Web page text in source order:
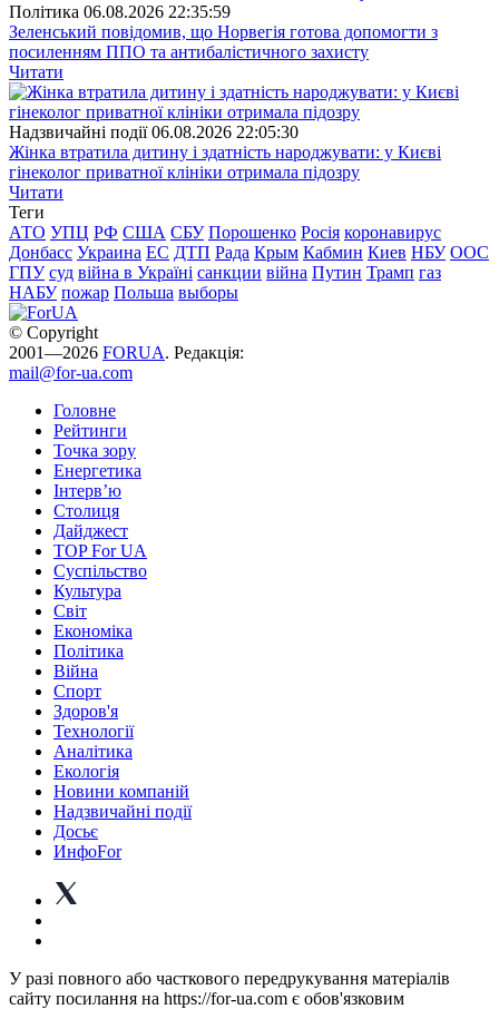
Полiтика 06.08.2026 22:35:59
Зеленський повідомив, що Норвегія готова допомогти з
посиленням ППО та антибалістичного захисту
Читати
Надзвичайні події 06.08.2026 22:05:30
Жінка втратила дитину і здатність народжувати: у Києві
гінеколог приватної клініки отримала підозру
Читати
Теги
АТО УПЦ РФ США СБУ Порошенко Росія коронавирус
Донбасс Украина ЕС ДТП Рада Крым Кабмин Киев НБУ ООС
ГПУ суд війна в Україні санкции війна Путин Трамп газ
НАБУ пожар Польша выборы
© Copyright
2001—2026 FORUA. Редакція:
mail@for-ua.com
Головне
Рейтинги
Точка зору
Енергетика
Інтерв’ю
Столиця
Дайджест
TOP For UA
Суспiльство
Культура
Світ
Економіка
Політика
Війна
Спорт
Здоров'я
Технології
Аналітика
Екологія
Новини компаній
Надзвичайні події
Досьє
ИнфоFor
У разі повного або часткового передрукування матеріалів
сайту посилання на https://for-ua.com є обов'язковим